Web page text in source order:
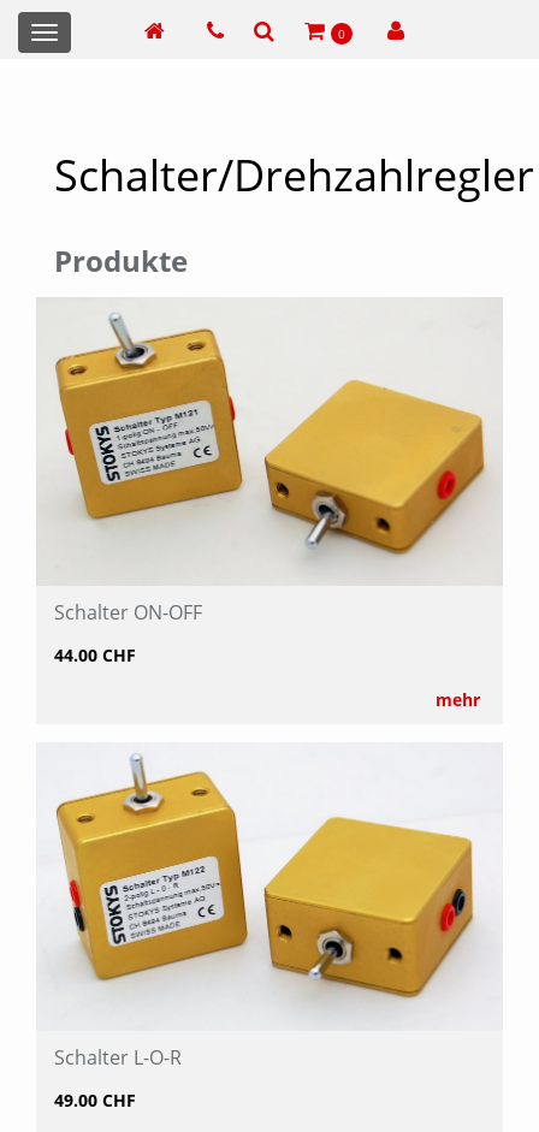
0
Toggle
navigation
Schalter/Drehzahlregler
Produkte
Schalter ON-OFF
44.00 CHF
mehr
Schalter L-O-R
49.00 CHF